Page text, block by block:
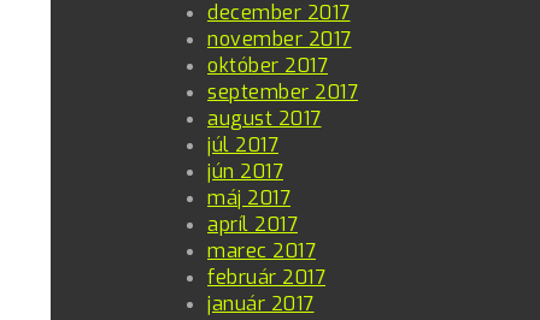
december 2017
november 2017
október 2017
september 2017
august 2017
júl 2017
jún 2017
máj 2017
apríl 2017
marec 2017
február 2017
január 2017